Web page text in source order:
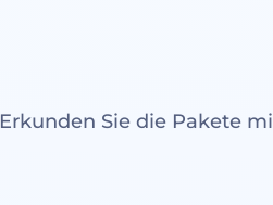
Erkunden Sie die Pakete